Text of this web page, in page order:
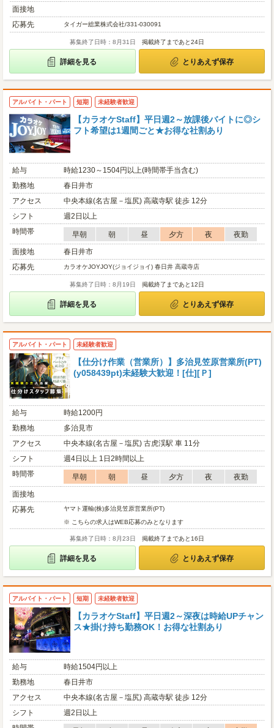
面接地
応募先
タイガー総業株式会社/331-030091
募集終了日時：8月31日 掲載終了まであと24日
詳細を見る とりあえず保存
アルバイト・パート 短期 未経験者歓迎
【カラオケStaff】平日週2～放課後バイトに◎シ
フト希望は1週間ごと★お得な社割あり
給与
時給1230～1504円以上(時間帯手当含む)
勤務地
春日井市
アクセス
中央本線(名古屋－塩尻) 高蔵寺駅 徒歩 12分
シフト
週2日以上
時間帯
早朝 朝 昼 夕方 夜
夜勤
面接地
春日井市
応募先
カラオケJOYJOY(ジョイジョイ) 春日井 高蔵寺店
募集終了日時：8月19日 掲載終了まであと12日
詳細を見る とりあえず保存
アルバイト・パート 未経験者歓迎
【仕分け作業（営業所）】多治見笠原営業所(PT)
(y058439pt)未経験大歓迎！[仕][Ｐ]
給与
時給1200円
勤務地
多治見市
アクセス
中央本線(名古屋－塩尻) 古虎渓駅 車 11分
シフト
週4日以上 1日2時間以上
時間帯
早朝 朝 昼 夕方 夜
夜勤
面接地
応募先
ヤマト運輸(株)多治見笠原営業所(PT)
※ こちらの求人はWEB応募のみとなります
募集終了日時：8月23日 掲載終了まであと16日
詳細を見る とりあえず保存
アルバイト・パート 短期 未経験者歓迎
【カラオケStaff】平日週2～深夜は時給UPチャン
ス★掛け持ち勤務OK！お得な社割あり
給与
時給1504円以上
勤務地
春日井市
アクセス
中央本線(名古屋－塩尻) 高蔵寺駅 徒歩 12分
シフト
週2日以上